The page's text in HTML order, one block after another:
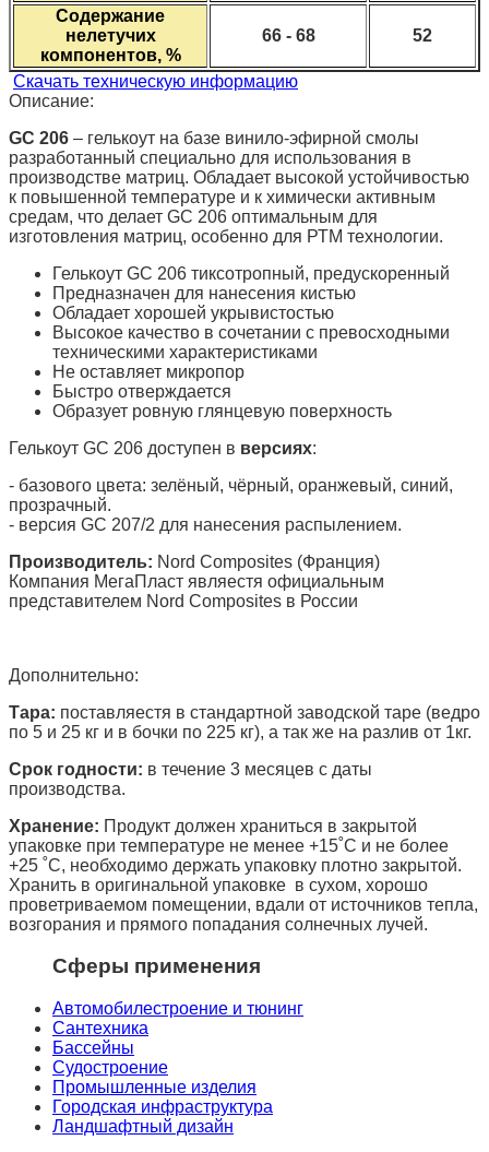
Содержание
нелетучих
компонентов, %
66 - 68 52
Скачать техническую информацию
Описание:
GC 206 – гелькоут на базе винило-эфирной смолы
разработанный специально для использования в
производстве матриц. Обладает высокой устойчивостью
к повышенной температуре и к химически активным
средам, что делает GC 206 оптимальным для
изготовления матриц, особенно для РТМ технологии.
Гелькоут GC 206 тиксотропный, предускоренный
Предназначен для нанесения кистью
Обладает хорошей укрывистостью
Высокое качество в сочетании с превосходными
техническими характеристиками
Не оставляет микропор
Быстро отверждается
Образует ровную глянцевую поверхность
Гелькоут GC 206 доступен в версиях:
- базового цвета: зелёный, чёрный, оранжевый, синий,
прозрачный.
- версия GC 207/2 для нанесения распылением.
Производитель: Nord Composites (Франция)
Компания МегаПласт являестя официальным
представителем Nord Composites в России
Дополнительно:
Тара: поставляестя в стандартной заводской таре (ведро
по 5 и 25 кг и в бочки по 225 кг), а так же на разлив от 1кг.
Срок годности: в течение 3 месяцев с даты
производства.
Хранение: Продукт должен храниться в закрытой
упаковке при температуре не менее +15˚С и не более
+25 ˚С, необходимо держать упаковку плотно закрытой.
Хранить в оригинальной упаковке в сухом, хорошо
проветриваемом помещении, вдали от источников тепла,
возгорания и прямого попадания солнечных лучей.
Сферы применения
Автомобилестроение и тюнинг
Сантехника
Бассейны
Судостроение
Промышленные изделия
Городская инфраструктура
Ландшафтный дизайн